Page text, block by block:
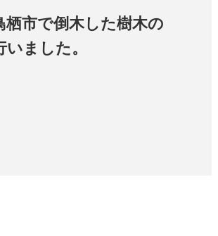
栖市で倒木した樹木の
ました。